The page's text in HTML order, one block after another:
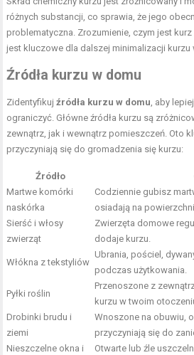
różnych substancji, co sprawia, że jego
problematyczna. Zrozumienie, czym jest
jest kluczowe dla dalszej minimalizacji kurzu
Źródła kurzu w domu
Zidentyfikujźródła kurzu w domu, aby
ograniczyć. Główne źródła kurzu są
zewnątrz, jak i wewnątrz pomieszczeń. Oto
przyczyniają się do gromadzenia się kurzu:
Źródło
Martwe komórki
naskórka
Codziennie gubisz
osiadają na
Sierść i włosy
zwierząt
Zwierzęta domowe
dodaje kurzu.
Włókna z tekstyliów
Ubrania, pościel,
podczas użytkowania.
Pyłki roślin
Przenoszone z
kurzu w twoim
Drobinki brudu i
ziemi
Wnoszone na obuwiu,
przyczyniają się do
Nieszczelne okna i
Otwarte lub źle